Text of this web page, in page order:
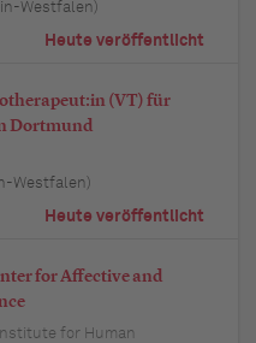
Westfalen)
Heute veröffentlicht
(VT) für
Dortmund
Westfalen)
Heute veröffentlicht
for Affective and
for Human